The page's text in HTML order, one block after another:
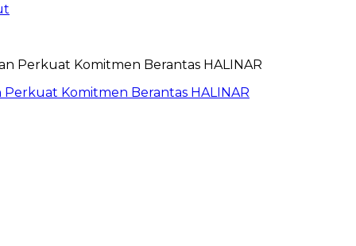
Komitmen Berantas HALINAR